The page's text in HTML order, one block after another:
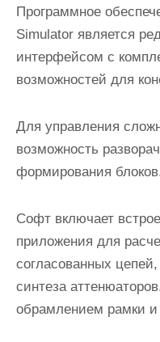
Программное
Simulator является
интерфейсом с
возможностей для
Для управления
возможность
формирования
Софт включает
приложения для
согласованных
синтеза
обрамлением рамки и